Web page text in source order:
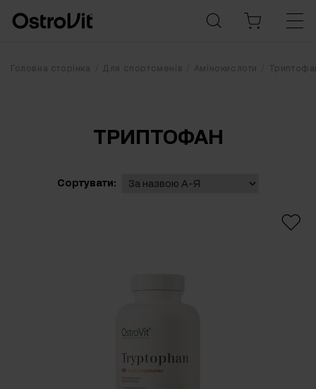
Головна сторінка Для спортсменів Амінокислоти
ТРИПТОФАН
Сортувати: